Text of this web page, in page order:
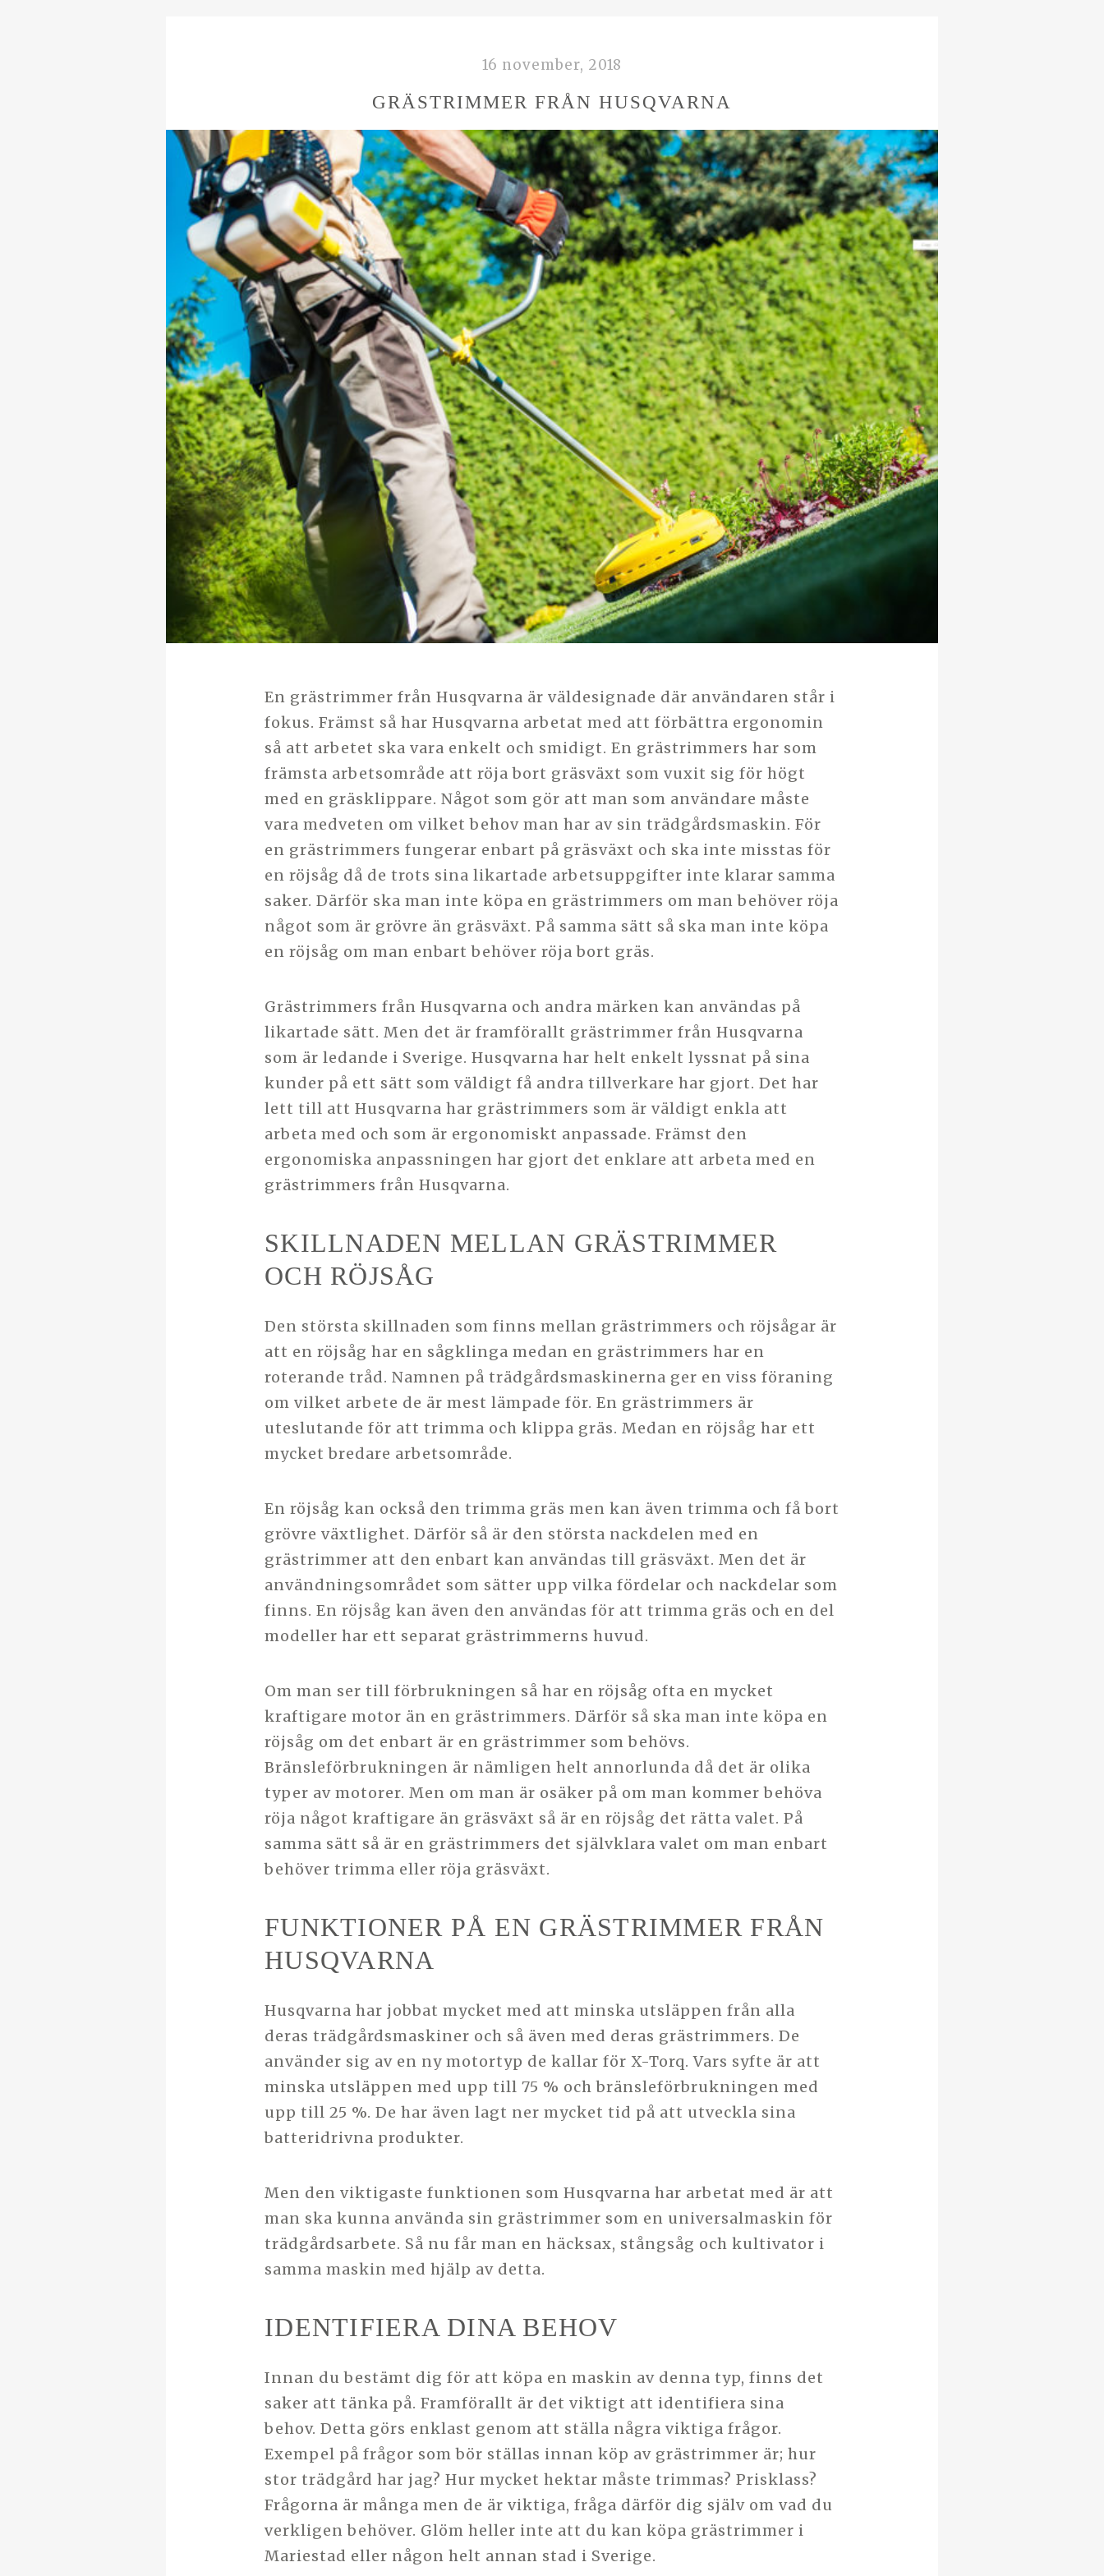
16 november, 2018
GRÄSTRIMMER FRÅN HUSQVARNA
KATEGORIER
BLOGGINLÄGG
En grästrimmer från Husqvarna är väldesignade där användaren står i
fokus. Främst så har Husqvarna arbetat med att förbättra ergonomin
så att arbetet ska vara enkelt och smidigt. En grästrimmers har som
främsta arbetsområde att röja bort gräsväxt som vuxit sig för högt
med en gräsklippare. Något som gör att man som användare måste
vara medveten om vilket behov man har av sin trädgårdsmaskin. För
en grästrimmers fungerar enbart på gräsväxt och ska inte misstas för
en röjsåg då de trots sina likartade arbetsuppgifter inte klarar samma
saker. Därför ska man inte köpa en grästrimmers om man behöver röja
något som är grövre än gräsväxt. På samma sätt så ska man inte köpa
en röjsåg om man enbart behöver röja bort gräs.
Grästrimmers från Husqvarna och andra märken kan användas på
likartade sätt. Men det är framförallt grästrimmer från Husqvarna
som är ledande i Sverige. Husqvarna har helt enkelt lyssnat på sina
kunder på ett sätt som väldigt få andra tillverkare har gjort. Det har
lett till att Husqvarna har grästrimmers som är väldigt enkla att
arbeta med och som är ergonomiskt anpassade. Främst den
ergonomiska anpassningen har gjort det enklare att arbeta med en
grästrimmers från Husqvarna.
SKILLNADEN MELLAN GRÄSTRIMMER
OCH RÖJSÅG
Den största skillnaden som finns mellan grästrimmers och röjsågar är
att en röjsåg har en sågklinga medan en grästrimmers har en
roterande tråd. Namnen på trädgårdsmaskinerna ger en viss föraning
om vilket arbete de är mest lämpade för. En grästrimmers är
uteslutande för att trimma och klippa gräs. Medan en röjsåg har ett
mycket bredare arbetsområde.
En röjsåg kan också den trimma gräs men kan även trimma och få bort
grövre växtlighet. Därför så är den största nackdelen med en
grästrimmer att den enbart kan användas till gräsväxt. Men det är
användningsområdet som sätter upp vilka fördelar och nackdelar som
finns. En röjsåg kan även den användas för att trimma gräs och en del
modeller har ett separat grästrimmerns huvud.
Om man ser till förbrukningen så har en röjsåg ofta en mycket
kraftigare motor än en grästrimmers. Därför så ska man inte köpa en
röjsåg om det enbart är en grästrimmer som behövs.
Bränsleförbrukningen är nämligen helt annorlunda då det är olika
typer av motorer. Men om man är osäker på om man kommer behöva
röja något kraftigare än gräsväxt så är en röjsåg det rätta valet. På
samma sätt så är en grästrimmers det självklara valet om man enbart
behöver trimma eller röja gräsväxt.
FUNKTIONER PÅ EN GRÄSTRIMMER FRÅN
HUSQVARNA
Husqvarna har jobbat mycket med att minska utsläppen från alla
deras trädgårdsmaskiner och så även med deras grästrimmers. De
använder sig av en ny motortyp de kallar för X-Torq. Vars syfte är att
minska utsläppen med upp till 75 % och bränsleförbrukningen med
upp till 25 %. De har även lagt ner mycket tid på att utveckla sina
batteridrivna produkter.
Men den viktigaste funktionen som Husqvarna har arbetat med är att
man ska kunna använda sin grästrimmer som en universalmaskin för
trädgårdsarbete. Så nu får man en häcksax, stångsåg och kultivator i
samma maskin med hjälp av detta.
IDENTIFIERA DINA BEHOV
Innan du bestämt dig för att köpa en maskin av denna typ, finns det
saker att tänka på. Framförallt är det viktigt att identifiera sina
behov. Detta görs enklast genom att ställa några viktiga frågor.
Exempel på frågor som bör ställas innan köp av grästrimmer är; hur
stor trädgård har jag? Hur mycket hektar måste trimmas? Prisklass?
Frågorna är många men de är viktiga, fråga därför dig själv om vad du
verkligen behöver. Glöm heller inte att du kan köpa grästrimmer i
Mariestad eller någon helt annan stad i Sverige.